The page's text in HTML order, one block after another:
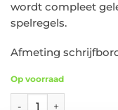
wordt compleet
spelregels.
Afmeting
Op voorraad